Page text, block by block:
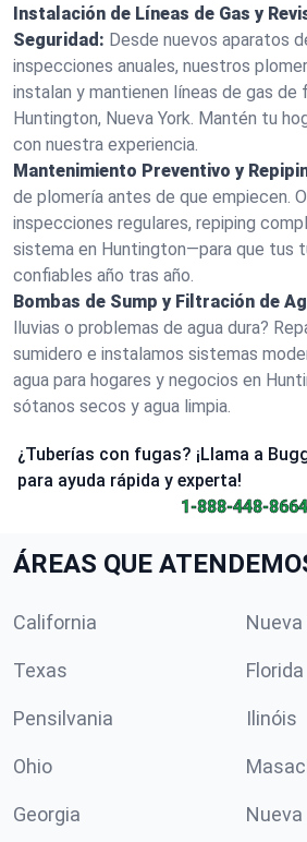
Instalación de Líneas de Gas y
Seguridad: Desde nuevos aparatos
inspecciones anuales, nuestros
instalan y mantienen líneas de gas de
Huntington, Nueva York. Mantén tu
con nuestra experiencia.
Mantenimiento Preventivo y
de plomería antes de que empiecen.
inspecciones regulares, repiping
sistema en Huntington—para que tus
confiables año tras año.
Bombas de Sump y Filtración de
lluvias o problemas de agua dura?
sumidero e instalamos sistemas
agua para hogares y negocios en
sótanos secos y agua limpia.
¿Tuberías con fugas? ¡Llama a
para ayuda rápida y experta!
1-888-448-8664
ÁREAS QUE
California Nueva
Texas Florida
Pensilvania Ilinóis
Ohio
Georgia